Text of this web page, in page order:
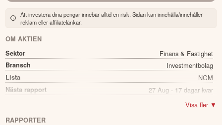
Att investera dina pengar innebär alltid en risk. Sidan kan innehålla/innehåller
reklam eller affiliatelänkar.
OM AKTIEN
Sektor
Finans & Fastighet
Bransch Investmentbolag
Lista NGM
Nästa rapport 27 Aug - 17 dagar kvar
Ja
Visa fler ▼
RAPPORTER